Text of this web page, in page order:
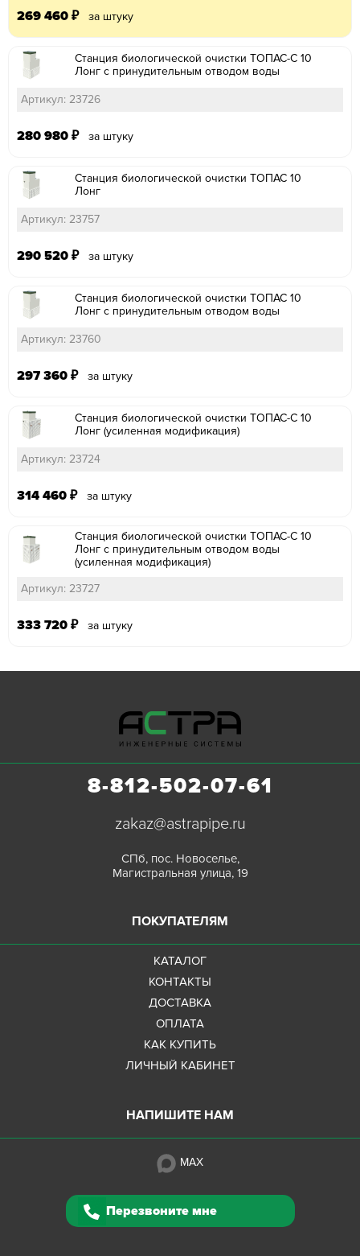
269 460 ₽ за штуку
Станция биологической очистки ТОПАС-С 10
Лонг с принудительным отводом воды
Артикул: 23726
280 980 ₽ за штуку
Станция биологической очистки ТОПАС 10
Лонг
Артикул: 23757
290 520 ₽ за штуку
Станция биологической очистки ТОПАС 10
Лонг с принудительным отводом воды
Артикул: 23760
297 360 ₽ за штуку
Станция биологической очистки ТОПАС-С 10
Лонг (усиленная модификация)
Артикул: 23724
314 460 ₽ за штуку
Станция биологической очистки ТОПАС-С 10
Лонг с принудительным отводом воды
(усиленная модификация)
Артикул: 23727
333 720 ₽ за штуку
8-812-502-07-61
zakaz@astrapipe.ru
СПб, пос. Новоселье,
Магистральная улица, 19
ПОКУПАТЕЛЯМ
КАТАЛОГ
КОНТАКТЫ
ДОСТАВКА
ОПЛАТА
КАК КУПИТЬ
ЛИЧНЫЙ КАБИНЕТ
НАПИШИТЕ НАМ
MAX
Перезвоните мне